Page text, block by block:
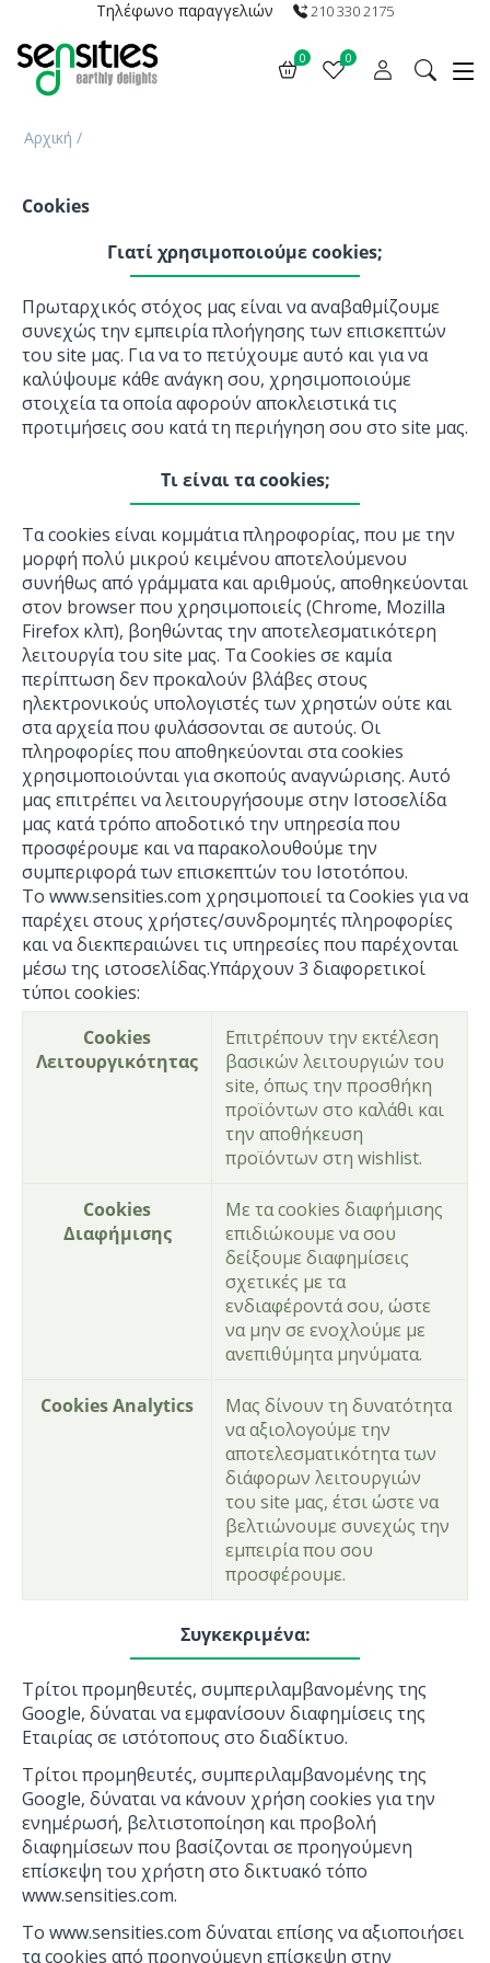
Τηλέφωνο παραγγελιών 210 330 2175
0 0
Αρχική /
Cookies
Γιατί χρησιμοποιούμε cookies;
Πρωταρχικός στόχος μας είναι να αναβαθμίζουμε
συνεχώς την εμπειρία πλοήγησης των επισκεπτών
του site μας. Για να το πετύχουμε αυτό και για να
καλύψουμε κάθε ανάγκη σου, χρησιμοποιούμε
στοιχεία τα οποία αφορούν αποκλειστικά τις
προτιμήσεις σου κατά τη περιήγηση σου στο site μας.
Τι είναι τα cookies;
Τα cookies είναι κομμάτια πληροφορίας, που με την
μορφή πολύ μικρού κειμένου αποτελούμενου
συνήθως από γράμματα και αριθμούς, αποθηκεύονται
στον browser που χρησιμοποιείς (Chrome, Mozilla
Firefox κλπ), βοηθώντας την αποτελεσματικότερη
λειτουργία του site μας. Τα Cookies σε καμία
περίπτωση δεν προκαλούν βλάβες στους
ηλεκτρονικούς υπολογιστές των χρηστών ούτε και
στα αρχεία που φυλάσσονται σε αυτούς. Οι
πληροφορίες που αποθηκεύονται στα cookies
χρησιμοποιούνται για σκοπούς αναγνώρισης. Αυτό
μας επιτρέπει να λειτουργήσουμε στην Ιστοσελίδα
μας κατά τρόπο αποδοτικό την υπηρεσία που
προσφέρουμε και να παρακολουθούμε την
συμπεριφορά των επισκεπτών του Ιστοτόπου.
To www.sensities.com χρησιμοποιεί τα Cookies για να
παρέχει στους χρήστες/συνδρομητές πληροφορίες
και να διεκπεραιώνει τις υπηρεσίες που παρέχονται
μέσω της ιστοσελίδας.Υπάρχουν 3 διαφορετικοί
τύποι cookies:
Cookies
Λειτουργικότητας
Επιτρέπουν την εκτέλεση
βασικών λειτουργιών του
site, όπως την προσθήκη
προϊόντων στο καλάθι και
την αποθήκευση
προϊόντων στη wishlist.
Cookies
Διαφήμισης
Με τα cookies διαφήμισης
επιδιώκουμε να σου
δείξουμε διαφημίσεις
σχετικές με τα
ενδιαφέροντά σου, ώστε
να μην σε ενοχλούμε με
ανεπιθύμητα μηνύματα.
Cookies Analytics
Μας δίνουν τη δυνατότητα
να αξιολογούμε την
αποτελεσματικότητα των
διάφορων λειτουργιών
του site μας, έτσι ώστε να
βελτιώνουμε συνεχώς την
εμπειρία που σου
προσφέρουμε.
Συγκεκριμένα:
Τρίτοι προμηθευτές, συμπεριλαμβανομένης της
Google, δύναται να εμφανίσουν διαφημίσεις της
Εταιρίας σε ιστότοπους στο διαδίκτυο.
Τρίτοι προμηθευτές, συμπεριλαμβανομένης της
Google, δύναται να κάνουν χρήση cookies για την
ενημέρωσή, βελτιστοποίηση και προβολή
διαφημίσεων που βασίζονται σε προηγούμενη
επίσκεψη του χρήστη στο δικτυακό τόπο
www.sensities.com.
To www.sensities.com δύναται επίσης να αξιοποιήσει
τα cookies από προηγούμενη επίσκεψη στην